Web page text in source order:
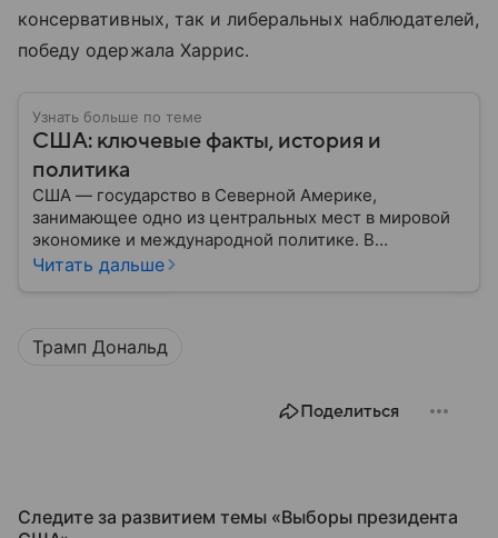
консервативных, так и либеральных наблюдателей,
победу одержала Харрис.
Узнать больше по теме
США: ключевые факты, история и
политика
США — государство в Северной Америке,
занимающее одно из центральных мест в мировой
экономике и международной политике. В
материале — основные сведения об этой стране.
Читать дальше
Трамп Дональд
Поделиться
Следите за развитием темы «Выборы президента